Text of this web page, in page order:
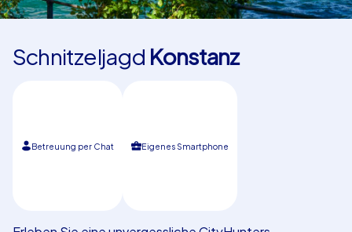
Anlässe
Schnitzeljagd Konstanz
Betreuung per Chat Eigenes Smartphone